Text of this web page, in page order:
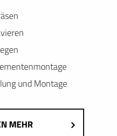
und Montage
MEHR